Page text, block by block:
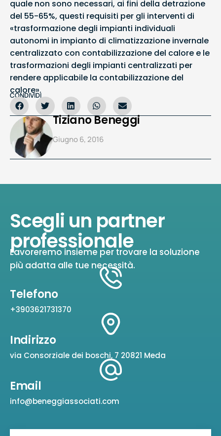
quale non sono necessari, ai fini della detrazione
del 55-65%, questi requisiti per gli interventi di
«trasformazione degli impianti individuali
autonomi in impianto di climatizzazione invernale
centralizzato con contabilizzazione del calore e le
trasformazioni degli impianti centralizzati per
rendere applicabile la contabilizzazione del
calore».
CONDIVIDI
Tiziano Beneggi
Giugno 6, 2016
Scegli un partner
professionale
Lavoreremo insieme per trovare la soluzione
più adatta alle tue necessità.
Telefono
+3903621731370
Indirizzo
via Consorziale dei boschi, 7 20821 Meda
Email
info@beneggiassociati.com